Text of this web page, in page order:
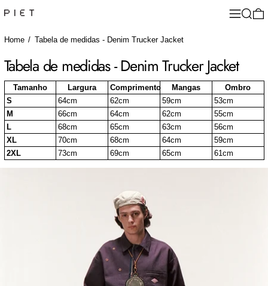
MenuSearch
Home / Tabela de medidas - Denim Trucker Jacket
Tabela de medidas - Denim Trucker Jacket
Tamanho Largura Comprimento Mangas
Ombro
S
64cm 62cm 59cm
53cm
M
66cm 64cm 62cm
55cm
L
68cm 65cm 63cm
56cm
XL
70cm 68cm 64cm
59cm
2XL
73cm 69cm 65cm 61cm